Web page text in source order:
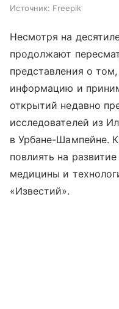
Источник: Freepik
Несмотря на
продолжают
представления о
информацию и
открытий недавно
исследователей из
в Урбане-Шампейне.
повлиять на
медицины и
«Известий».